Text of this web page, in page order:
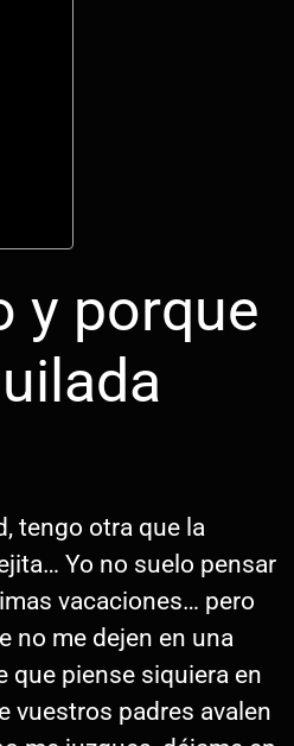
y porque
tengo otra que la
Yo no suelo pensar
vacaciones… pero
no me dejen en una
que piense siquiera en
vuestros padres avalen